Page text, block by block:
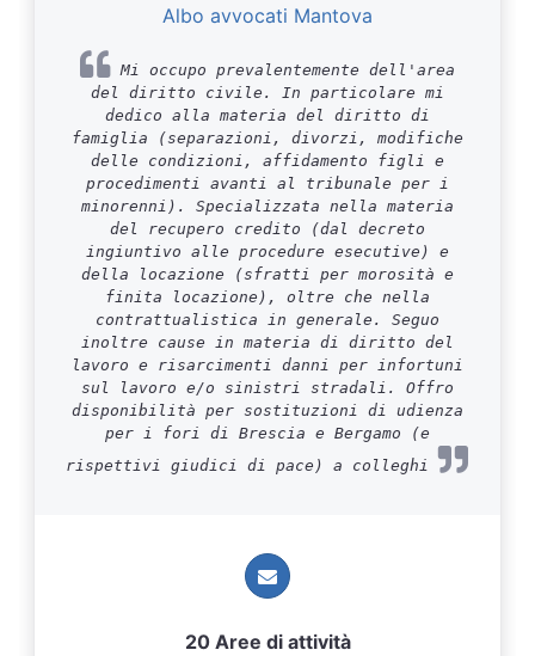
Albo avvocati Mantova
Mi occupo prevalentemente dell'area
del diritto civile. In particolare mi
dedico alla materia del diritto di
famiglia (separazioni, divorzi, modifiche
delle condizioni, affidamento figli e
procedimenti avanti al tribunale per i
minorenni). Specializzata nella materia
del recupero credito (dal decreto
ingiuntivo alle procedure esecutive) e
della locazione (sfratti per morosità e
finita locazione), oltre che nella
contrattualistica in generale. Seguo
inoltre cause in materia di diritto del
lavoro e risarcimenti danni per infortuni
sul lavoro e/o sinistri stradali. Offro
disponibilità per sostituzioni di udienza
per i fori di Brescia e Bergamo (e
rispettivi giudici di pace) a colleghi
20 Aree di attività